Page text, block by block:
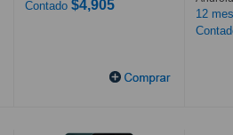
Contado $4,905
12